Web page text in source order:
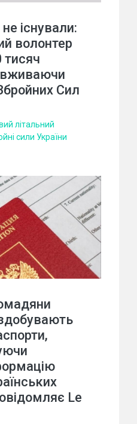
існували:
волонтер
тисяч
Сил
літальний
сили України
Le